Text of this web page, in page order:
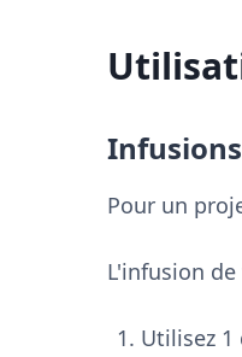
Pour un
L'infusion
Utilisez 1